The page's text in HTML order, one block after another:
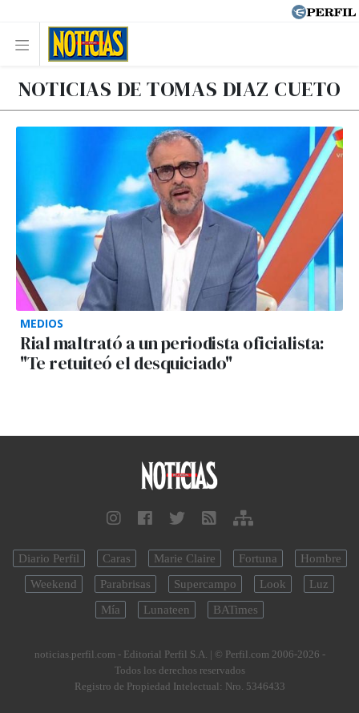
NOTICIAS DE TOMAS DIAZ CUETO
MEDIOS
Rial maltrató a un periodista oficialista:
"Te retuiteó el desquiciado"
Diario Perfil Caras Marie Claire Fortuna
Hombre
Weekend
Parabrisas Supercampo Look
Luz
Mía
Lunateen BATimes
noticias.perfil.com - Editorial Perfil S.A. | © Perfil.com 2006-2026 -
Todos los derechos reservados
Registro de Propiedad Intelectual: Nro. 5346433